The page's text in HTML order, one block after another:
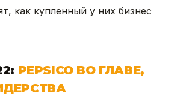
как купленный у них бизнес
PEPSICO ВО ГЛАВЕ,